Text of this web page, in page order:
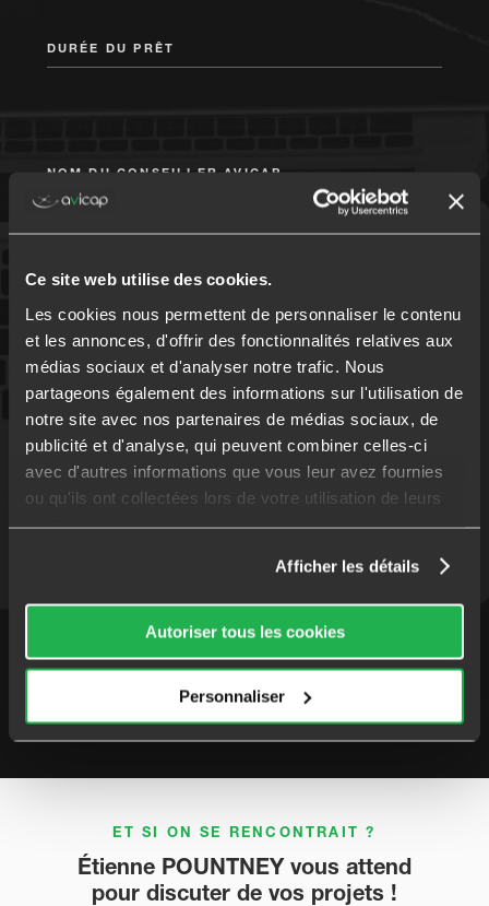
Ce site web utilise des cookies.
Les cookies nous permettent de personnaliser le contenu
et les annonces, d'offrir des fonctionnalités relatives aux
médias sociaux et d'analyser notre trafic. Nous
partageons également des informations sur l'utilisation de
notre site avec nos partenaires de médias sociaux, de
publicité et d'analyse, qui peuvent combiner celles-ci
avec d'autres informations que vous leur avez fournies
ou qu'ils ont collectées lors de votre utilisation de leurs
services.
Afficher les détails
Autoriser tous les cookies
Personnaliser
DURÉE DU PRÊT
NOM DU CONSEILLER AVICAP
En soumettant ce formulaire, j'accepte que les
informations saisies soient exploitées dans le cadre ma
demande d'étude personnalisée. Pour connaître et exercer
vos droits concernant l'utilisation des données collectées
par ce formulaire, veuillez consulter notre politique de
confidentialité.
Envoyer ma demande
Aucun versement, de quelque nature que ce soit, ne peut être
exigé d'un particulier avant l'obtention d'un ou plusieurs
prêts d’argent.
ET SI ON SE RENCONTRAIT ?
Étienne POUNTNEY vous attend
pour discuter de vos projets !